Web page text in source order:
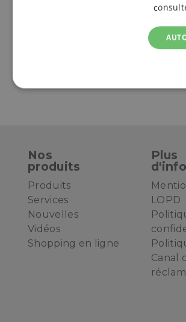
Nos
produits
Produits
Services
Nouvelles
Vidéos
Shopping en ligne
Plus
LOPD
Canal
STRICTEMENT